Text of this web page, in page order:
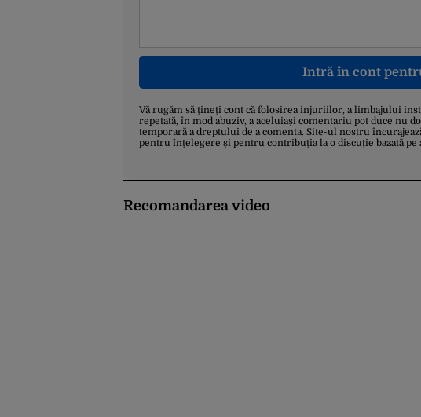
Intră în cont
Vă rugăm să țineți cont că folosirea injuriilor, a limbajului
repetată, în mod abuziv, a aceluiași comentariu pot duce nu
temporară a dreptului de a comenta. Site-ul nostru
pentru înțelegere și pentru contribuția la o discuție bazată pe
Recomandarea video